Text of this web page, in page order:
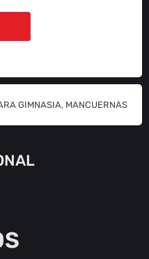
GIMNASIA, MANCUERNAS